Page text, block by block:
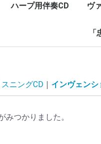
ハープ用伴奏CD ヴ
スニングCD インヴェン
みつかりました。